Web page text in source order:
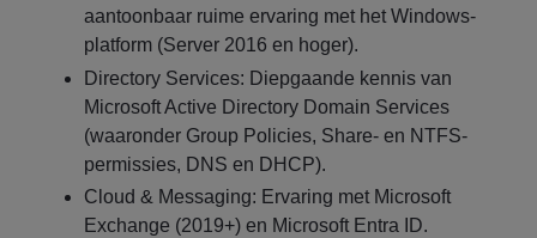
aantoonbaar ruime ervaring met het Windows-
platform (Server 2016 en hoger).
Directory Services: Diepgaande kennis van
Microsoft Active Directory Domain Services
(waaronder Group Policies, Share- en NTFS-
permissies, DNS en DHCP).
Cloud & Messaging: Ervaring met Microsoft
Exchange (2019+) en Microsoft Entra ID.